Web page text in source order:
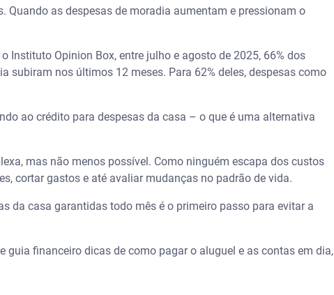
as despesas de moradia aumentam e pressionam o
Instituto Opinion Box, entre julho e agosto de 2025, 66% dos
subiram nos últimos 12 meses. Para 62% deles, despesas como
ao crédito para despesas da casa – o que é uma alternativa
mas não menos possível. Como ninguém escapa dos custos
cortar gastos e até avaliar mudanças no padrão de vida.
da casa garantidas todo mês é o primeiro passo para evitar a
financeiro dicas de como pagar o aluguel e as contas em dia,